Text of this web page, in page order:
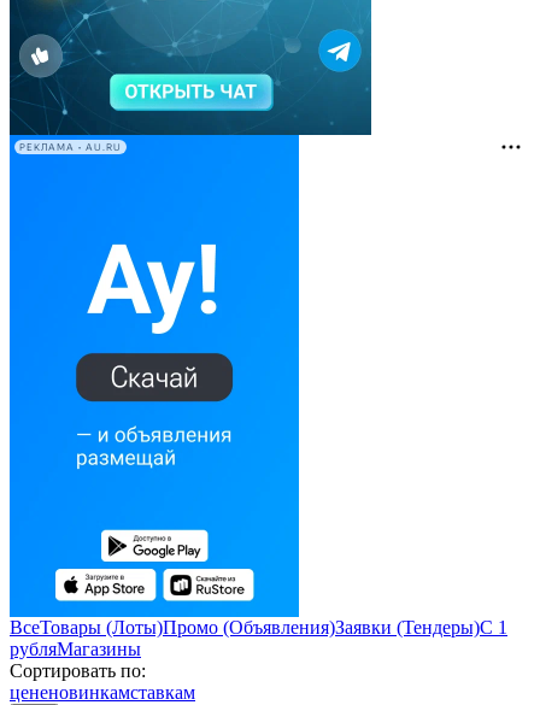
РЕКЛАМА • AU.RU
ВсеТовары (Лоты)Промо (Объявления)Заявки (Тендеры)С 1
рубляМагазины
Сортировать по:
цененовинкамставкам